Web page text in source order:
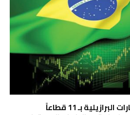
مصر تستهدف الاستثمارات البرازيلية بـ 11 قطاعاً